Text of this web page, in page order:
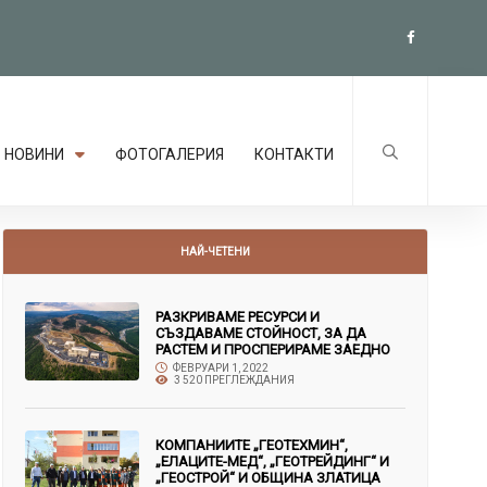
НОВИНИ ФОТОГАЛЕРИЯ КОНТАКТИ
НАЙ-ЧЕТЕНИ
РАЗКРИВАМЕ РЕСУРСИ И
СЪЗДАВАМЕ СТОЙНОСТ, ЗА ДА
РАСТЕМ И ПРОСПЕРИРАМЕ ЗАЕДНО
ФЕВРУАРИ 1, 2022
3 520 ПРЕГЛЕЖДАНИЯ
КОМПАНИИТЕ „ГЕОТЕХМИН“,
„ЕЛАЦИТЕ-МЕД“, „ГЕОТРЕЙДИНГ“ И
„ГЕОСТРОЙ“ И ОБЩИНА ЗЛАТИЦА